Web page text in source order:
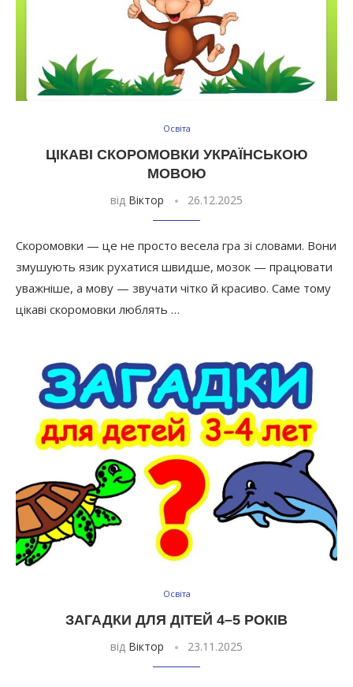
Освіта
ЦІКАВІ СКОРОМОВКИ УКРАЇНСЬКОЮ
МОВОЮ
від Віктор 26.12.2025
Скоромовки — це не просто весела гра зі словами. Вони
змушують язик рухатися швидше, мозок — працювати
уважніше, а мову — звучати чітко й красиво. Саме тому
цікаві скоромовки люблять …
Освіта
ЗАГАДКИ ДЛЯ ДІТЕЙ 4–5 РОКІВ
від Віктор 23.11.2025